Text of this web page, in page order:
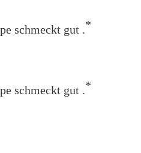
schmeckt gut .*
schmeckt gut .*